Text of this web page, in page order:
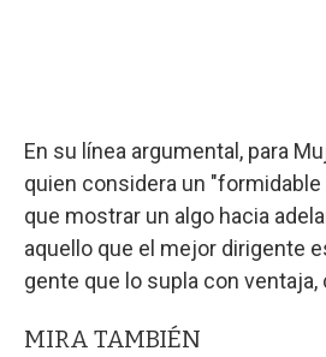
En su línea argumental, para
quien considera un
que mostrar un algo hacia
aquello que el mejor dirigente
gente que lo supla con
MIRA TAMBIÉN